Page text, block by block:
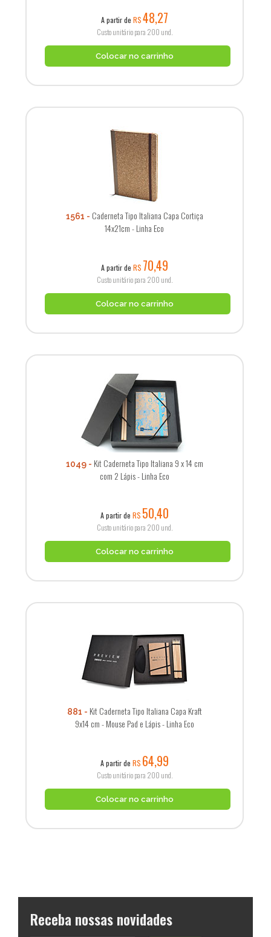
A partir de R$48,27
Custo unitário para 200 und.
Colocar no carrinho
1561
Caderneta Tipo Italiana Capa Cortiça
14x21cm - Linha Eco
A partir de R$ 70,49
Custo unitário para 200 und.
Colocar no carrinho
1049
Kit Caderneta Tipo Italiana 9 x 14 cm
com 2 Lápis - Linha Eco
A partir de R$ 50,40
Custo unitário para 200 und.
Colocar no carrinho
881
Kit Caderneta Tipo Italiana Capa Kraft
9x14 cm - Mouse Pad e Lápis - Linha Eco
A partir de R$ 64,99
Custo unitário para 200 und.
Colocar no carrinho
Receba nossas novidades